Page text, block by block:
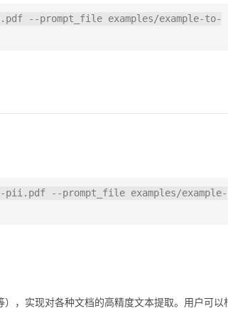
，实现对各种文档的高精度文本提取。用户可以